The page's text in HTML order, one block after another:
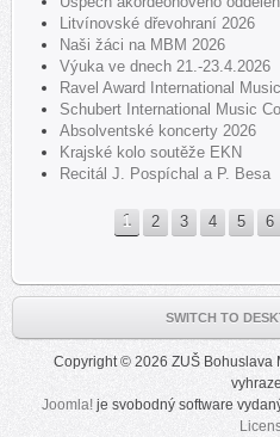
Litvínovské dřevohraní 2026
Naši žáci na MBM 2026
Výuka ve dnech 21.-23.4.2026
Ravel Award International
Schubert International Music
Absolventské koncerty 2026
Krajské kolo soutěže EKN
Recitál J. Pospíchal a P. Besa
1 2 3 4 5 6
SWITCH TO
Copyright © 2026 ZUŠ Bohuslava
Joomla!je svobodný software